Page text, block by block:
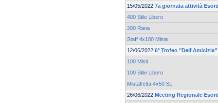
15/05/2022 7a giornata attività
400 Stile Libero
200 Rana
Staff 4x100 Mista
12/06/2022 6° Trofeo "Dell'Amicizia"
100 Misti
100 Stile Libero
Mistaffetta 4x50 SL
26/06/2022 Meeting Regionale